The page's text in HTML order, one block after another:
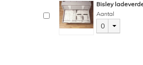
Bisley
Aantal
0